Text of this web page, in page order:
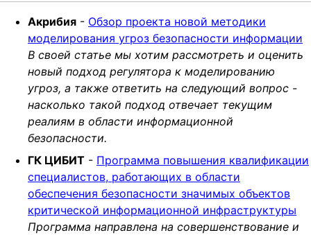
Акрибия - Обзор проекта новой методики
моделирования угроз безопасности информации
В своей статье мы хотим рассмотреть и оценить
новый подход регулятора к моделированию
угроз, а также ответить на следующий вопрос -
насколько такой подход отвечает текущим
реалиям в области информационной
безопасности.
ГК ЦИБИТ - Программа повышения квалификации
специалистов, работающих в области
обеспечения безопасности значимых объектов
критической информационной инфраструктуры
Программа направлена на совершенствование и